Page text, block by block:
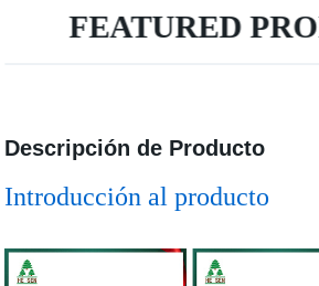
FEATURED
Descripción de Producto
Introducción al producto